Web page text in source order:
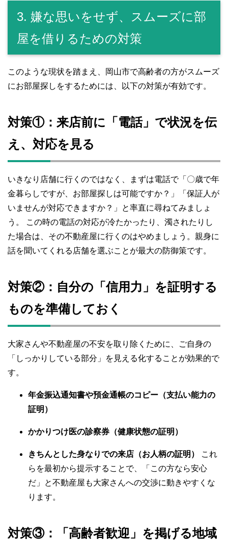
3. 嫌な思いをせず、スムーズに部
屋を借りるための対策
このような現状を踏まえ、岡山市で高齢者の方がスムーズ
にお部屋探しをするためには、以下の対策が有効です。
対策①：来店前に「電話」で状況を伝
え、対応を見る
いきなり店舗に行くのではなく、まずは電話で「〇歳で年
金暮らしですが、お部屋探しは可能ですか？」「保証人が
いませんが対応できますか？」と率直に尋ねてみましょ
う。 この時の電話の対応が冷たかったり、濁されたりし
た場合は、その不動産屋に行くのはやめましょう。親身に
話を聞いてくれる店舗を選ぶことが最大の防御策です。
対策②：自分の「信用力」を証明する
ものを準備しておく
大家さんや不動産屋の不安を取り除くために、ご自身の
「しっかりしている部分」を見える化することが効果的で
す。
年金振込通知書や預金通帳のコピー（支払い能力の
証明）
かかりつけ医の診察券（健康状態の証明）
きちんとした身なりでの来店（お人柄の証明）
これ
らを最初から提示することで、「この方なら安心
だ」と不動産屋も大家さんへの交渉に動きやすくな
ります。
対策③：「高齢者歓迎」を掲げる地域